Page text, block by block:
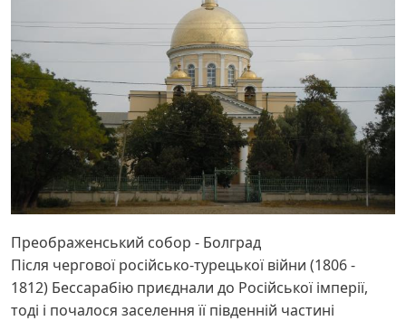
Преображенський собор - Болград
Після чергової російсько-турецької війни (1806 -
1812) Бессарабію приєднали до Російської імперії,
тоді і почалося заселення її південній частині